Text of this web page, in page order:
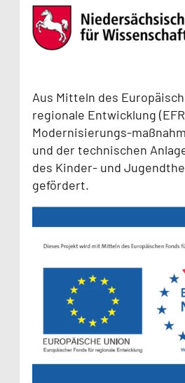
Aus Mitteln des
regionale Entwicklung
Modernisierungs-
und der technischen
des Kinder- und
gefördert.